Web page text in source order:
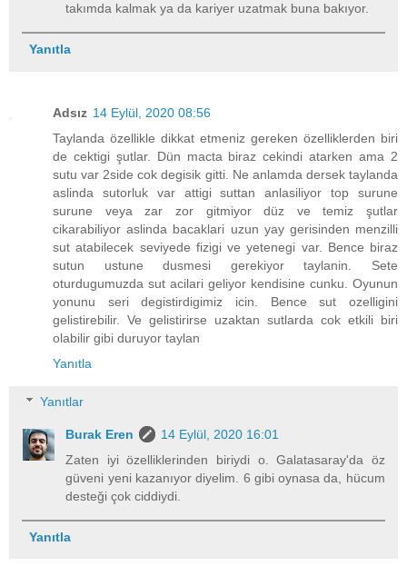
takımda kalmak ya da kariyer uzatmak buna bakıyor.
Yanıtla
Adsız 14 Eylül, 2020 08:56
Taylanda özellikle dikkat etmeniz gereken özelliklerden biri
de cektigi şutlar. Dün macta biraz cekindi atarken ama 2
sutu var 2side cok degisik gitti. Ne anlamda dersek taylanda
aslinda sutorluk var attigi suttan anlasiliyor top surune
surune veya zar zor gitmiyor düz ve temiz şutlar
cikarabiliyor aslinda bacaklari uzun yay gerisinden menzilli
sut atabilecek seviyede fizigi ve yetenegi var. Bence biraz
sutun ustune dusmesi gerekiyor taylanin. Sete
oturdugumuzda sut acilari geliyor kendisine cunku. Oyunun
yonunu seri degistirdigimiz icin. Bence sut ozelligini
gelistirebilir. Ve gelistirirse uzaktan sutlarda cok etkili biri
olabilir gibi duruyor taylan
Yanıtla
Yanıtlar
Burak Eren
14 Eylül, 2020 16:01
Zaten iyi özelliklerinden biriydi o. Galatasaray'da öz
güveni yeni kazanıyor diyelim. 6 gibi oynasa da, hücum
desteği çok ciddiydi.
Yanıtla